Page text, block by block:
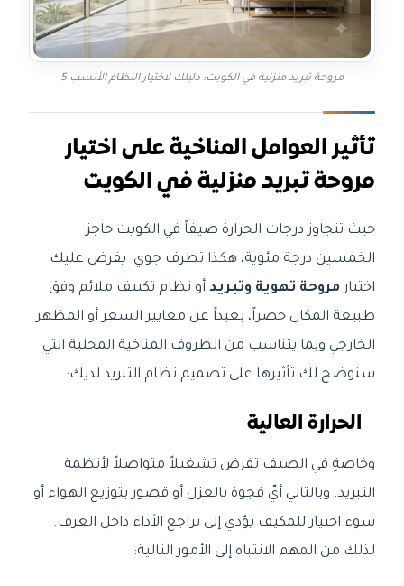
مروحة تبريد منزلية في الكويت: دليلك لاختيار النظام الأنسب 5
تأثير العوامل المناخية على اختيار
مروحة تبريد منزلية في الكويت
حيث تتجاوز درجات الحرارة صيفاً في الكويت حاجز
الخمسين درجة مئوية، هكذا تطرف جوي يفرض عليك
اختيارمروحة تهوية وتبريد أو نظام تكييف ملائم وفق
طبيعة المكان حصراً، بعيداً عن معايير السعر أو المظهر
الخارجي وبما يتناسب من الظروف المناخية المحلية التي
سنوضح لك تأثيرها على تصميم نظام التبريد لديك:
الحرارة العالية
وخاصةٍ في الصيف تفرض تشغيلاً متواصلاً لأنظمة
التبريد. وبالتالي أيّ فجوة بالعزل أو قصور بتوزيع الهواء أو
سوء اختيار للمكيف يؤدي إلى تراجع الأداء داخل الغرف.
لذلك من المهم الانتباه إلى الأمور التالية: